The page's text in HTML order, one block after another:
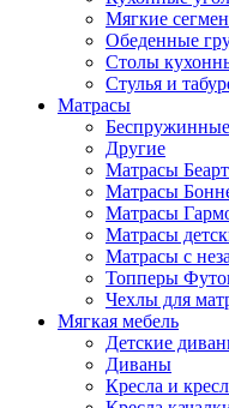
Мягкие
Обеденные
Столы
Стулья и
Матрасы
Другие
Матрасы
Матрасы
Матрасы
Матрасы
Матрасы с
Топперы
Чехлы для
Мягкая мебель
Детские
Диваны
Кресла и